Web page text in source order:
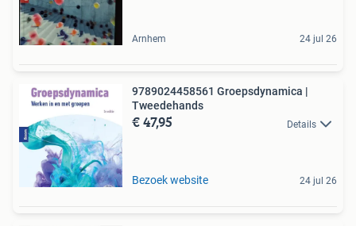
Arnhem 24 jul 26
9789024458561 Groepsdynamica |
Tweedehands
€ 47,95 Details
Bezoek website 24 jul 26